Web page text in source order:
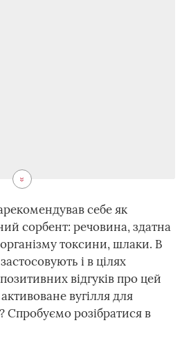
себе як
сорбент: речовина, здатна
токсини, шлаки. В
і в цілях
відгуків про цей
вугілля для
розібратися в